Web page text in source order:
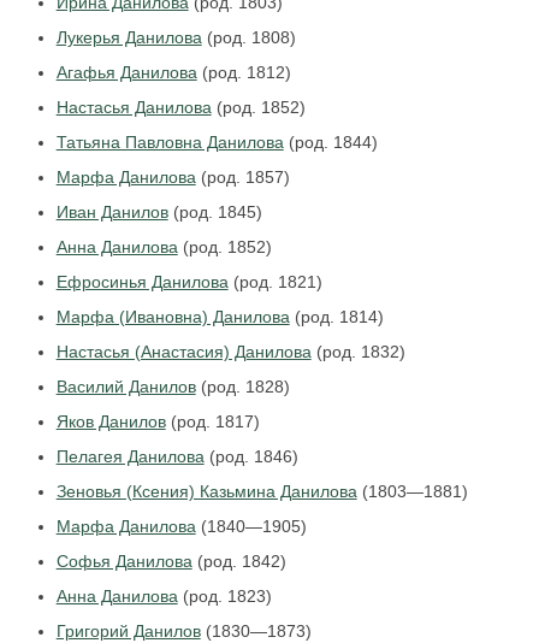
Лукерья Данилова(род. 1808)
Агафья Данилова(род. 1812)
Настасья Данилова(род. 1852)
Татьяна Павловна Данилова(род. 1844)
Марфа Данилова(род. 1857)
Иван Данилов(род. 1845)
Анна Данилова(род. 1852)
Ефросинья Данилова(род. 1821)
Марфа (Ивановна) Данилова(род. 1814)
Настасья (Анастасия) Данилова(род. 1832)
Василий Данилов(род. 1828)
Яков Данилов(род. 1817)
Пелагея Данилова(род. 1846)
Зеновья (Ксения) Казьмина Данилова(1803—1881)
Марфа Данилова(1840—1905)
Софья Данилова(род. 1842)
Анна Данилова(род. 1823)
Григорий Данилов(1830—1873)